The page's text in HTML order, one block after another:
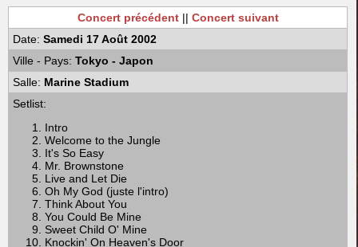
Concert précédent|| Concert suivant
Date:Samedi 17 Août 2002
Ville - Pays:Tokyo - Japon
Salle: Marine Stadium
Setlist:
Intro
Welcome to the Jungle
It's So Easy
Mr. Brownstone
Live and Let Die
Oh My God (juste l'intro)
Think About You
You Could Be Mine
Sweet Child O' Mine
Knockin' On Heaven's Door